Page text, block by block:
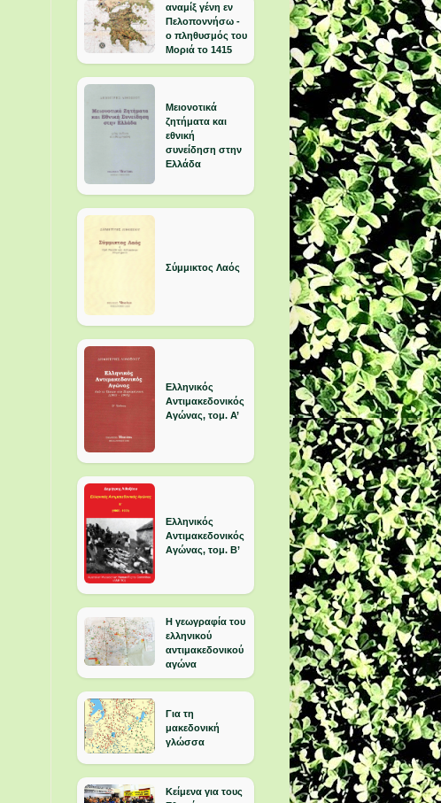
αναμίξ γένη εν
Πελοποννήσω -
ο πληθυσμός του
Μοριά το 1415
Μειονοτικά
ζητήματα και
εθνική
συνείδηση στην
Ελλάδα
Σύμμικτος Λαός
Ελληνικός
Αντιμακεδονικός
Αγώνας, τομ. Α’
Ελληνικός
Αντιμακεδονικός
Αγώνας, τομ. Β’
Η γεωγραφία του
ελληνικού
αντιμακεδονικού
αγώνα
Για τη
μακεδονική
γλώσσα
Κείμενα για τους